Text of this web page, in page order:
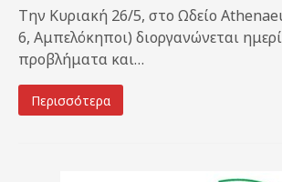
Την Κυριακή 26/5, στο Ωδείο
6, Αμπελόκηποι) διοργανώνεται
προβλήματα και…
Περισσότερα